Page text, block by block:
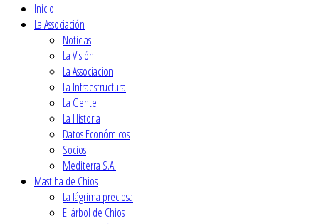
Inicio
La Associación
Noticias
La Visión
La Associacion
La Infraestructura
La Gente
La Historia
Datos Económicos
Socios
Mediterra S.A.
Mastiha de Chios
La lágrima preciosa
El árbol de Chios